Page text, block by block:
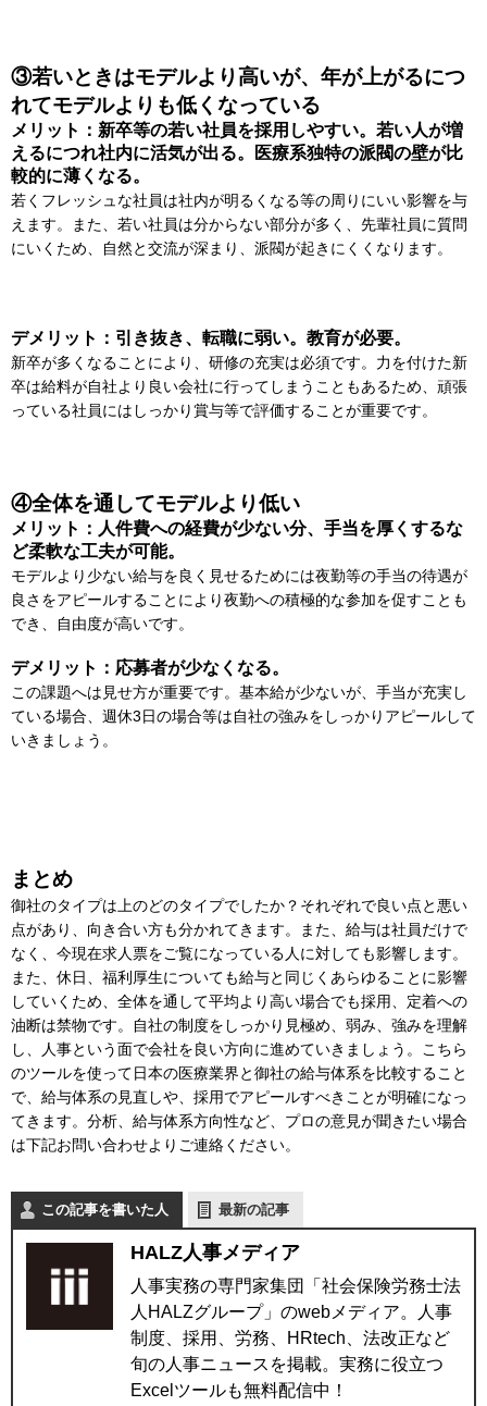
③若いときはモデルより高いが、年が上がるにつ
れてモデルよりも低くなっている
メリット：新卒等の若い社員を採用しやすい。若い人が増
えるにつれ社内に活気が出る。医療系独特の派閥の壁が比
較的に薄くなる。
若くフレッシュな社員は社内が明るくなる等の周りにいい影響を与
えます。また、若い社員は分からない部分が多く、先輩社員に質問
にいくため、自然と交流が深まり、派閥が起きにくくなります。
デメリット：引き抜き、転職に弱い。教育が必要。
新卒が多くなることにより、研修の充実は必須です。力を付けた新
卒は給料が自社より良い会社に行ってしまうこともあるため、頑張
っている社員にはしっかり賞与等で評価することが重要です。
④全体を通してモデルより低い
メリット：人件費への経費が少ない分、手当を厚くするな
ど柔軟な工夫が可能。
モデルより少ない給与を良く見せるためには夜勤等の手当の待遇が
良さをアピールすることにより夜勤への積極的な参加を促すことも
でき、自由度が高いです。
デメリット：応募者が少なくなる。
この課題へは見せ方が重要です。基本給が少ないが、手当が充実し
ている場合、週休3日の場合等は自社の強みをしっかりアピールして
いきましょう。
まとめ
御社のタイプは上のどのタイプでしたか？それぞれで良い点と悪い
点があり、向き合い方も分かれてきます。また、給与は社員だけで
なく、今現在求人票をご覧になっている人に対しても影響します。
また、休日、福利厚生についても給与と同じくあらゆることに影響
していくため、全体を通して平均より高い場合でも採用、定着への
油断は禁物です。自社の制度をしっかり見極め、弱み、強みを理解
し、人事という面で会社を良い方向に進めていきましょう。こちら
のツールを使って日本の医療業界と御社の給与体系を比較すること
で、給与体系の見直しや、採用でアピールすべきことが明確になっ
てきます。分析、給与体系方向性など、プロの意見が聞きたい場合
は下記お問い合わせよりご連絡ください。
この記事を書いた人 最新の記事
HALZ人事メディア
人事実務の専門家集団「社会保険労務士法
人HALZグループ」のwebメディア。人事
制度、採用、労務、HRtech、法改正など
旬の人事ニュースを掲載。実務に役立つ
Excelツールも無料配信中！